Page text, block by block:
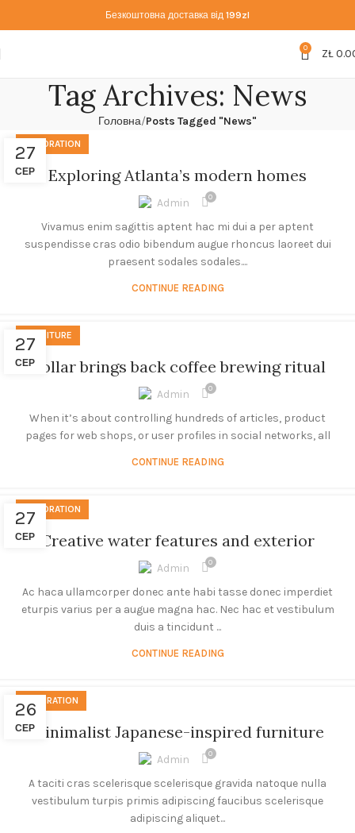
Безкоштовна доставка від 199zl
0 ZŁ
Tag Archives: News
Головна Posts Tagged "News"
27
СЕР
DECORATION
Exploring Atlanta’s modern homes
Admin 0
Vivamus enim sagittis aptent hac mi dui a per aptent
suspendisse cras odio bibendum augue rhoncus laoreet dui
praesent sodales sodales....
CONTINUE READING
27
СЕР
FURNITURE
Collar brings back coffee brewing ritual
Admin 0
When it’s about controlling hundreds of articles, product
pages for web shops, or user profiles in social networks, all
CONTINUE READING
27
СЕР
DECORATION
Creative water features and exterior
Admin 0
Ac haca ullamcorper donec ante habi tasse donec imperdiet
eturpis varius per a augue magna hac. Nec hac et vestibulum
duis a tincidunt ...
CONTINUE READING
26
СЕР
INSPIRATION
Minimalist Japanese-inspired furniture
Admin 0
A taciti cras scelerisque scelerisque gravida natoque nulla
vestibulum turpis primis adipiscing faucibus scelerisque
adipiscing aliquet...